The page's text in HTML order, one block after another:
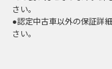
さい。
●認定中古車以外の保証詳
さい。